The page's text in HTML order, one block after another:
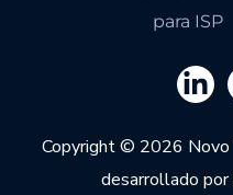
para ISP
Copyright © 2026 Novo
desarrollado por